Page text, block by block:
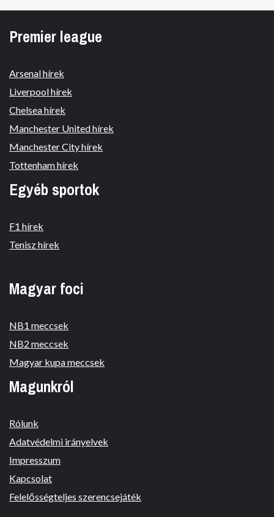
Premier league
Arsenal hírek
Liverpool hírek
Chelsea hírek
Manchester United hírek
Manchester City hírek
Tottenham hírek
Egyéb sportok
F1 hírek
Tenisz hírek
Magyar foci
NB1 meccsek
NB2 meccsek
Magyar kupa meccsek
Magunkról
Rólunk
Adatvédelmi irányelvek
Impresszum
Kapcsolat
Felelősségteljes szerencsejáték